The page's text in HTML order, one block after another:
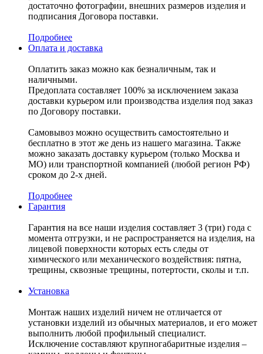
достаточно фотографии, внешних размеров изделия и
подписания Договора поставки.
Подробнее
Оплата и доставка
Оплатить заказ можно как безналичным, так и
наличными.
Предоплата составляет 100% за исключением заказа
доставки курьером или производства изделия под заказ
по Договору поставки.
Самовывоз можно осуществить самостоятельно и
бесплатно в этот же день из нашего магазина. Также
можно заказать доставку курьером (только Москва и
МО) или транспортной компанией (любой регион РФ)
сроком до 2-х дней.
Подробнее
Гарантия
Гарантия на все наши изделия составляет 3 (три) года с
момента отгрузки, и не распространяется на изделия, на
лицевой поверхности которых есть следы от
химического или механического воздействия: пятна,
трещины, сквозные трещины, потертости, сколы и т.п.
Установка
Монтаж наших изделий ничем не отличается от
установки изделий из обычных материалов, и его может
выполнить любой профильный специалист.
Исключение составляют крупногабаритные изделия –